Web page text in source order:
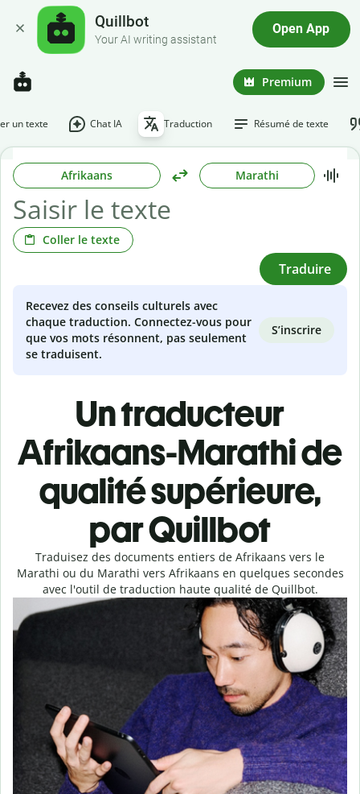
Quillbot
Your AI writing assistant
Open App
Premium
un texte Chat IA Traduction Résumé de texte
Afrikaans Marathi
Coller le texte
Traduire
Recevez des conseils culturels avec
chaque traduction. Connectez-vous pour
que vos mots résonnent, pas seulement
se traduisent.
S’inscrire
Un traducteur
Afrikaans-Marathi de
qualité supérieure,
par Quillbot
Traduisez des documents entiers de Afrikaans vers le
Marathi ou du Marathi vers Afrikaans en quelques secondes
avec l'outil de traduction haute qualité de Quillbot.